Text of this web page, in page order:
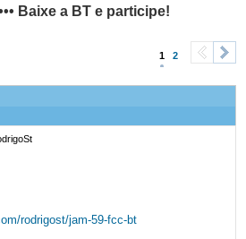
Baixe a BT e participe!
1 2
rodrigost/jam-59-fcc-bt